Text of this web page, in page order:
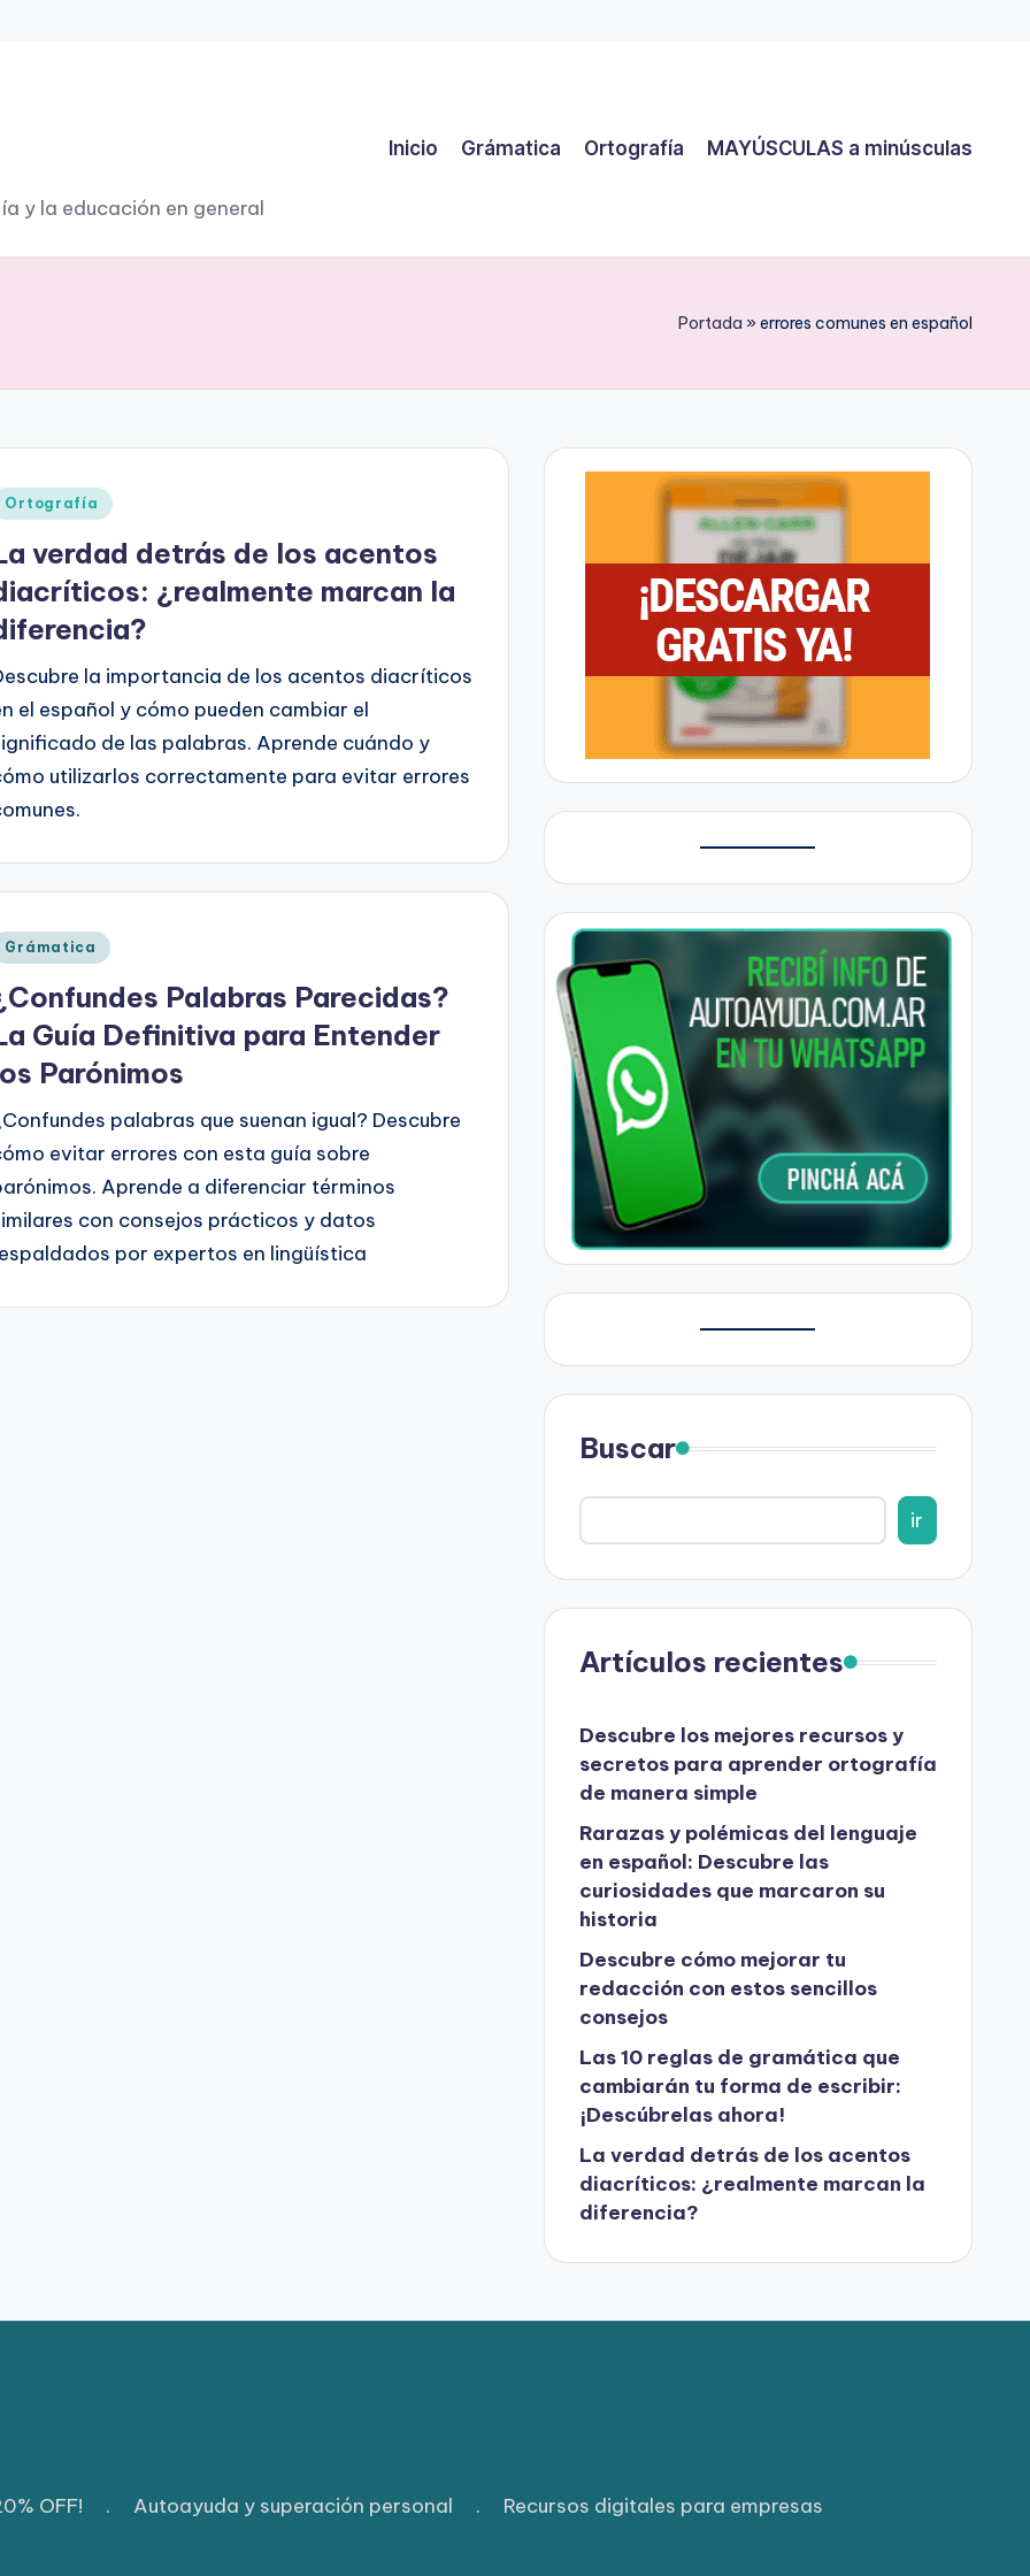
y la educación en general
Inicio Grámatica Ortografía MAYÚSCULAS a minúsculas
Portada »errores comunes en español
Ortografía
verdad detrás de los acentos
¿realmente marcan la
la importancia de los acentos diacríticos
el español y cómo pueden cambiar el
de las palabras. Aprende cuándo y
utilizarlos correctamente para evitar errores
Grámatica
Palabras Parecidas?
Guía Definitiva para Entender
Parónimos
palabras que suenan igual? Descubre
evitar errores con esta guía sobre
Aprende a diferenciar términos
con consejos prácticos y datos
por expertos en lingüística
Buscar
ir
Artículos recientes
Descubre los mejores recursos y
secretos para aprender ortografía
de manera simple
Rarazas y polémicas del lenguaje
en español: Descubre las
curiosidades que marcaron su
historia
Descubre cómo mejorar tu
redacción con estos sencillos
consejos
Las 10 reglas de gramática que
cambiarán tu forma de escribir:
¡Descúbrelas ahora!
La verdad detrás de los acentos
diacríticos: ¿realmente marcan la
diferencia?
OFF! . Autoayuda y superación personal . Recursos digitales para empresas